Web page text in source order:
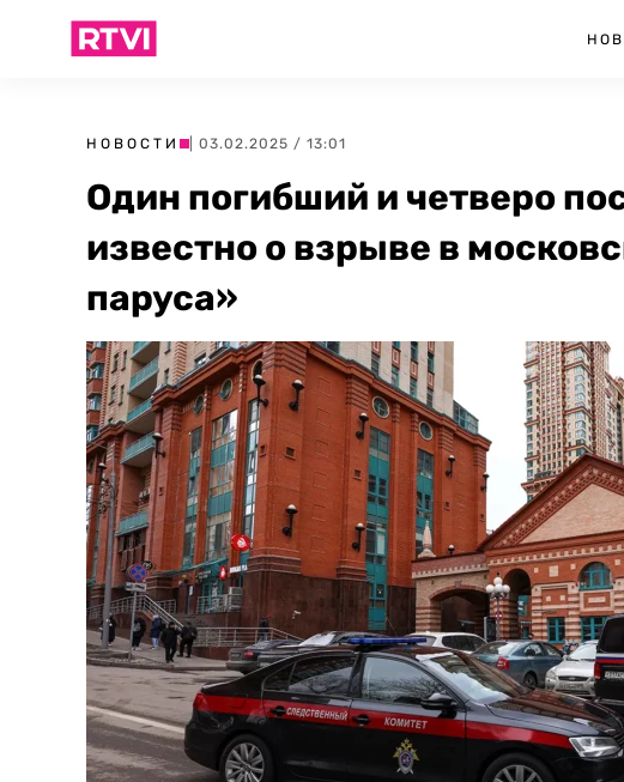
НОВОСТИ | 03.02.2025 / 13:01
Один погибший и четверо
известно о взрыве в
паруса»